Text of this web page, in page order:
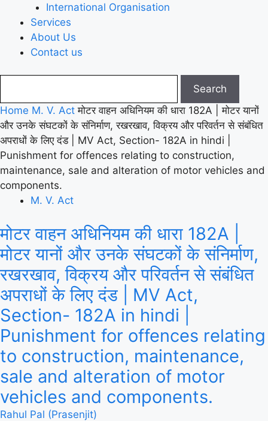
International Organisation
Services
About Us
Contact us
Home M. V. Act मोटर वाहन अधिनियम की धारा 182A | मोटर यानों
और उनके संघटकों के संनिर्माण, रखरखाव, विक्रय और परिवर्तन से संबंधित
अपराधों के लिए दंड | MV Act, Section- 182A in hindi |
Punishment for offences relating to construction,
maintenance, sale and alteration of motor vehicles and
components.
M. V. Act
मोटर वाहन अधिनियम की धारा 182A |
मोटर यानों और उनके संघटकों के संनिर्माण,
रखरखाव, विक्रय और परिवर्तन से संबंधित
अपराधों के लिए दंड | MV Act,
Section- 182A in hindi |
Punishment for offences relating
to construction, maintenance,
sale and alteration of motor
vehicles and components.
Rahul Pal (Prasenjit)